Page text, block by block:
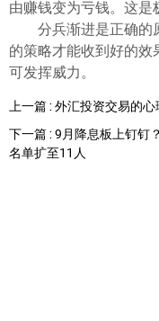
由赚钱变为亏钱。这是
分兵渐进是正确的
的策略才能收到好的
可发挥威力。
上一篇 : 外汇投资交易的心
下一篇 : 9月降息板上钉钉
名单扩至11人